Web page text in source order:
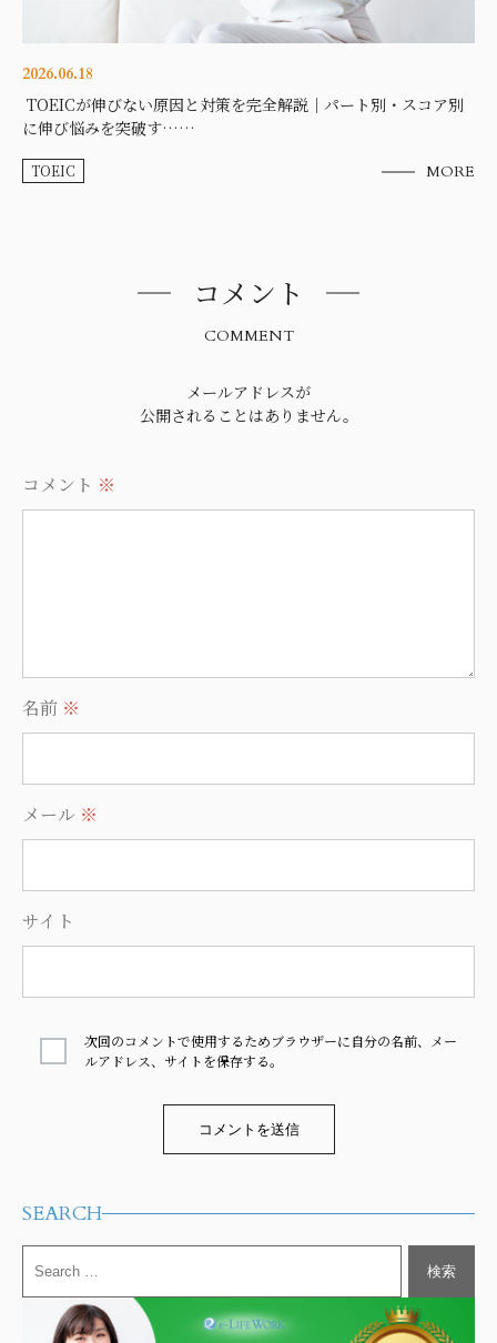
2026.06.18
TOEICが伸びない原因と対策を完全解説｜パート別・スコア別
に伸び悩みを突破す……
TOEIC MORE
コメント
COMMENT
メールアドレスが
公開されることはありません。
コメント ※
名前 ※
メール ※
サイト
次回のコメントで使用するためブラウザーに自分の名前、メー
ルアドレス、サイトを保存する。
SEARCH